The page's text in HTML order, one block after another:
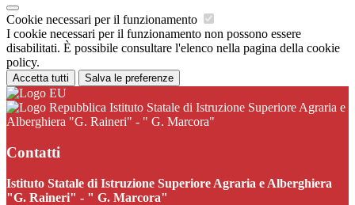
Cookie necessari per il funzionamento
I cookie necessari per il funzionamento non possono essere
disabilitati. È possibile consultare l'elenco nella pagina della cookie
policy.
Accetta tutti Salva le preferenze
Istituto Statale di Istruzione Superiore Agraria e
Alberghiera "G. Raineri" - " G. Marcora"
Contatti
Istituto Statale di Istruzione Superiore Agraria e Alberghiera
"G. Raineri" - " G. Marcora"